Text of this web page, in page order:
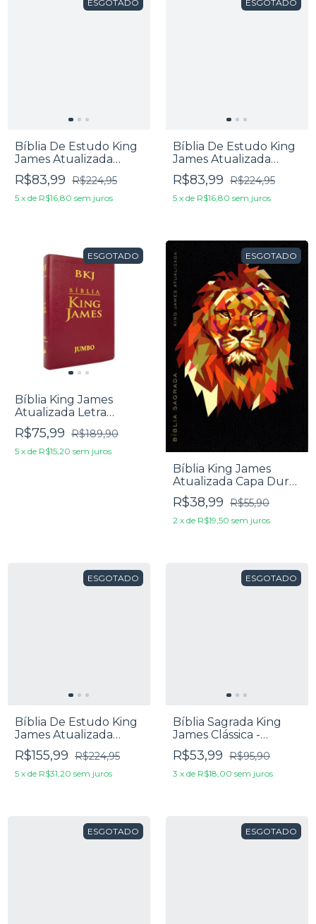
ESGOTADO
Bíblia De Estudo King
James Atualizada
Letra Grande Capa
Zíper Azul
R$83,99 R$224,95
5 x de R$16,80 sem juros
ESGOTADO
Bíblia De Estudo King
James Atualizada
Letra Grande Capa
Zíper Preta
R$83,99 R$224,95
5 x de R$16,80 sem juros
ESGOTADO
Bíblia King James
Atualizada Letra
Jumbo Capa Luxo
Vermelha
R$75,99 R$189,90
5 x de R$15,20 sem juros
ESGOTADO
Bíblia King James
Atualizada Capa Dura
Leão Preta
R$38,99 R$55,90
2 x de R$19,50 sem juros
ESGOTADO
Bíblia De Estudo King
James Atualizada
Letra Grande Capa
Luxo Bordô E Bege
R$155,99 R$224,95
5 x de R$31,20 sem juros
ESGOTADO
Bíblia Sagrada King
James Clássica -
Ultrafina Capa Luxo
Lilás
R$53,99 R$95,90
3 x de R$18,00 sem juros
ESGOTADO ESGOTADO